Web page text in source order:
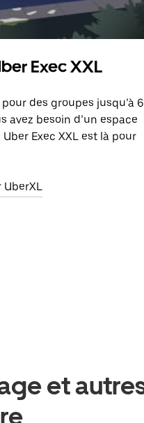
Exec XXL
des groupes jusqu’à 6
avez besoin d’un espace
Exec XXL est là pour
UberXL
et